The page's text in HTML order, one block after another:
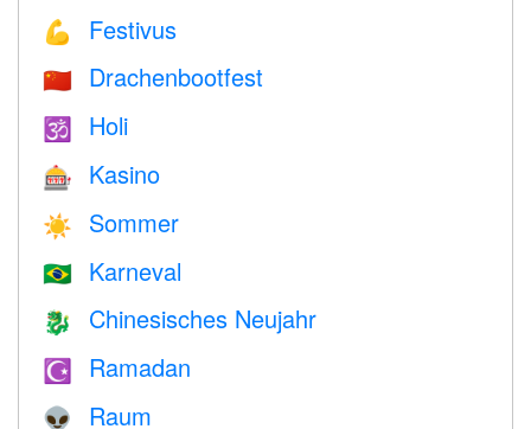
💪 Festivus
🇨🇳 Drachenbootfest
🕉 Holi
🎰 Kasino
☀️ Sommer
🇧🇷 Karneval
🐉 Chinesisches Neujahr
☪️ Ramadan
👽 Raum